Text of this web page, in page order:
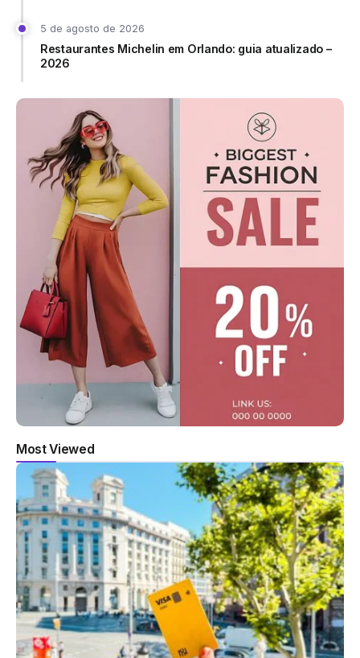
5 de agosto de 2026
Restaurantes Michelin em Orlando: guia atualizado –
2026
Most Viewed